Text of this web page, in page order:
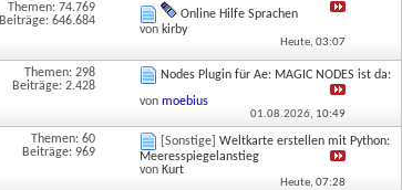
Themen: 74.769
Beiträge: 646.684
Online Hilfe Sprachen
von kirby
Heute, 03:07
Themen: 298
Beiträge: 2.428
Nodes Plugin für Ae: MAGIC NODES ist da:
von moebius
01.08.2026, 10:49
Themen: 60
Beiträge: 969
[Sonstige] Weltkarte erstellen mit Python:
Meeresspiegelanstieg
von Kurt
Heute, 07:28